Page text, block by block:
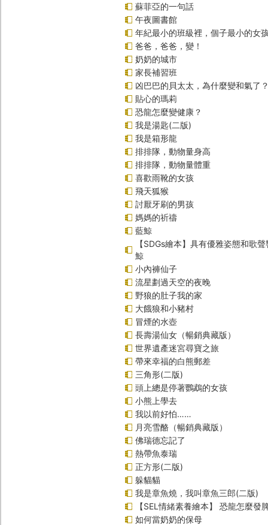
蘇菲亞的一句話
午夜圖書館
年紀最小的班級裡，個子最小的女
爸爸，爸爸，變！
奶奶的城市
家長補習班
凶巴巴的貝太太，為什麼變和氣了
貼心的瑪莉
恐龍怎麼變健康？
我是湯匙(二版)
我是箱形龍
排排隊，動物量身高
排排隊，動物量體重
喜歡雨靴的女孩
飛天狐猴
討厭牙刷的男孩
媽媽的祈禱
藍鯨
【SDGs繪本】具有優雅姿態和歌
鯨
小內褲仙子
流星劃過天空的夜晚
野狼的肚子我的家
大餓狼和小豬村
冒煙的水壺
長壽湯仙女（暢銷典藏版）
世界遺產迷宮尋寶之旅
帶來幸福的白熊郵差
三角形(二版)
頭上總是停著鸚鵡的女孩
小熊上學去
我以前好怕……
月亮雪酪（暢銷典藏版）
佛瑞德忘記了
熱帶魚泰瑞
正方形(二版)
躲貓貓
我是章魚燒，我叫章魚三郎(二版)
【SEL情緒素養繪本】 恐龍怎麼發
如何當奶奶的保母